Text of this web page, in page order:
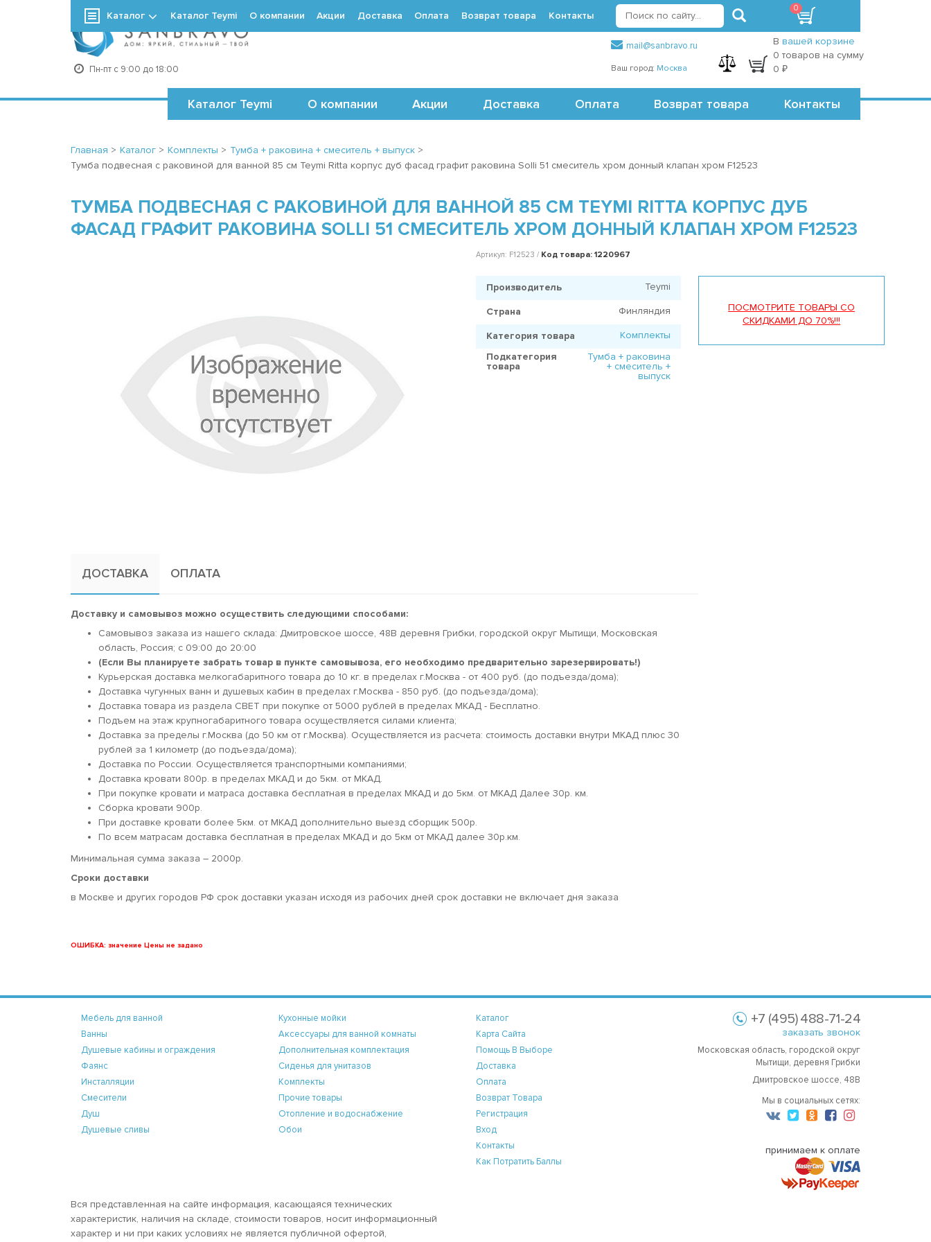
Пн-пт с 9:00 до 18:00
+7 (495) 488-71-24 Точки самовывоза
mail@sanbravo.ru
Ваш город: Москва
регистрация
В вашей корзине
0 товаров на сумму
0 ₽
Каталог Teymi О компании Акции Доставка Оплата Возврат товара Контакты
Каталог Каталог Teymi О компании Акции Доставка Оплата Возврат товара Контакты
0
Главная > Каталог > Комплекты > Тумба + раковина + смеситель + выпуск >
Тумба подвесная с раковиной для ванной 85 см Teymi Ritta корпус дуб фасад графит раковина Solli 51 смеситель хром донный клапан хром F12523
ТУМБА ПОДВЕСНАЯ С РАКОВИНОЙ ДЛЯ ВАННОЙ 85 СМ TEYMI RITTA КОРПУС ДУБ
ФАСАД ГРАФИТ РАКОВИНА SOLLI 51 СМЕСИТЕЛЬ ХРОМ ДОННЫЙ КЛАПАН ХРОМ F12523
Артикул: F12523 / Код товара: 1220967
ПОСМОТРИТЕ ТОВАРЫ СО
СКИДКАМИ ДО 70%!!!
Производитель Teymi
Страна Финляндия
Категория товара
Комплекты
Подкатегория
товара
Тумба + раковина
+ смеситель +
выпуск
ДОСТАВКА ОПЛАТА
Доставку и самовывоз можно осуществить следующими способами:
Самовывоз заказа из нашего склада: Дмитровское шоссе, 48В деревня Грибки, городской округ Мытищи, Московская
область, Россия; c 09:00 до 20:00
(Если Вы планируете забрать товар в пункте самовывоза, его необходимо предварительно зарезервировать!)
Курьерская доставка мелкогабаритного товара до 10 кг. в пределах г.Москва - от 400 руб. (до подъезда/дома);
Доставка чугунных ванн и душевых кабин в пределах г.Москва - 850 руб. (до подъезда/дома);
Доставка товара из раздела СВЕТ при покупке от 5000 рублей в пределах МКАД - Бесплатно.
Подъем на этаж крупногабаритного товара осуществляется силами клиента;
Доставка за пределы г.Москва (до 50 км от г.Москва). Осуществляется из расчета: стоимость доставки внутри МКАД плюс 30
рублей за 1 километр (до подъезда/дома);
Доставка по России. Осуществляется транспортными компаниями;
Доставка кровати 800р. в пределах МКАД и до 5км. от МКАД.
При покупке кровати и матраса доставка бесплатная в пределах МКАД и до 5км. от МКАД Далее 30р. км.
Сборка кровати 900р.
При доставке кровати более 5км. от МКАД дополнительно выезд сборщик 500р.
По всем матрасам доставка бесплатная в пределах МКАД и до 5км от МКАД далее 30р.км.
Минимальная сумма заказа – 2000р.
Сроки доставки
в Москве и других городов РФ срок доставки указан исходя из рабочих дней срок доставки не включает дня заказа
ОШИБКА: значение Цены не задано
Мебель для ванной
Ванны
Душевые кабины и ограждения
Фаянс
Инсталляции
Смесители
Душ
Душевые сливы
Кухонные мойки
Аксессуары для ванной комнаты
Дополнительная комплектация
Сиденья для унитазов
Комплекты
Прочие товары
Отопление и водоснабжение
Обои
Каталог
Карта Сайта
Помощь В Выборе
Доставка
Оплата
Возврат Товара
Регистрация
Вход
Контакты
Как Потратить Баллы
+7 (495) 488-71-24
заказать звонок
Московская область, городской округ
Мытищи, деревня Грибки
Дмитровское шоссе, 48В
Мы в социальных сетях:
принимаем к оплате
Вся представленная на сайте информация, касающаяся технических
характеристик, наличия на складе, стоимости товаров, носит информационный
характер и ни при каких условиях не является публичной офертой,